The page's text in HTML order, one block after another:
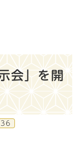
会」を開